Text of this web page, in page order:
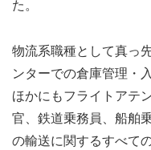
た。
物流系職種として真っ
ンターでの倉庫管理・
ほかにもフライトアテ
官、鉄道乗務員、船舶
の輸送に関するすべて